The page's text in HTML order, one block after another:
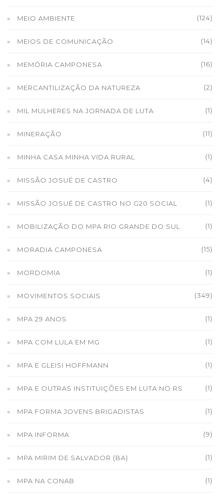
MEIO AMBIENTE (124)
MEIOS DE COMUNICAÇÃO (14)
MEMÓRIA CAMPONESA (16)
MERCANTILIZAÇÃO DA NATUREZA (2)
MIL MULHERES NA JORNADA DE LUTA (1)
MINERAÇÃO (11)
MINHA CASA MINHA VIDA RURAL (1)
MISSÃO JOSUÉ DE CASTRO (4)
MISSÃO JOSUÉ DE CASTRO NO G20 SOCIAL (1)
MOBILIZAÇÃO DO MPA RIO GRANDE DO SUL (1)
MORADIA CAMPONESA (15)
MORDOMIA (1)
MOVIMENTOS SOCIAIS (349)
MPA 29 ANOS (1)
MPA COM LULA EM MG (1)
MPA E GLEISI HOFFMANN (1)
MPA E OUTRAS INSTITUIÇÕES EM LUTA NO RS (1)
MPA FORMA JOVENS BRIGADISTAS (1)
MPA INFORMA (9)
MPA MIRIM DE SALVADOR (BA) (1)
MPA NA CONAB (1)